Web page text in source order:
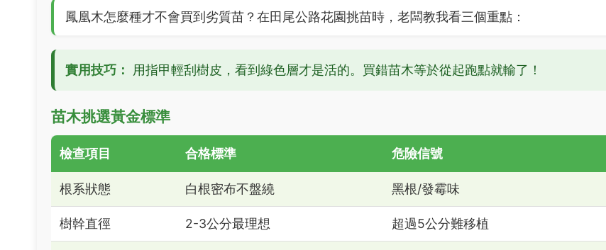
鳳凰木怎麼種才不會買到劣質苗？在田尾公路花園挑苗時，老闆教我看三個重點：
實用技巧： 用指甲輕刮樹皮，看到綠色層才是活的。買錯苗木等於從起跑點就輸了！
苗木挑選黃金標準
檢查項目 合格標準 危險信號
根系狀態 白根密布不盤繞 黑根/發霉味
樹幹直徑 2-3公分最理想 超過5公分難移植